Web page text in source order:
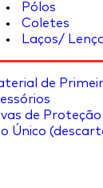
Pólos
Coletes
Laços/
de
de Proteção
Único